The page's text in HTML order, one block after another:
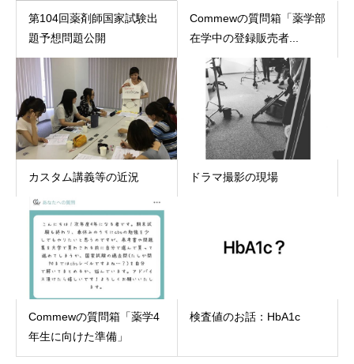
第104回薬剤師国家試験出
題予想問題公開
Commewの質問箱「薬学部
在学中の登録販売者...
カスタム講義等の近況 ドラマ撮影の現場
Commewの質問箱「薬学4
年生に向けた準備」
検査値のお話：HbA1c